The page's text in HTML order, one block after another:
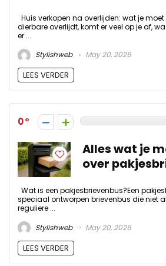
Huis verkopen na overlijden: wat je
dierbare overlijdt, komt er veel op je af,
er ...
Stylishweb
May 20, 2026
LEES VERDER
0
Alles wat je
over
Wat is een pakjesbrievenbus?Een
speciaal ontworpen brievenbus die niet
reguliere ...
Stylishweb
May 20, 2026
LEES VERDER